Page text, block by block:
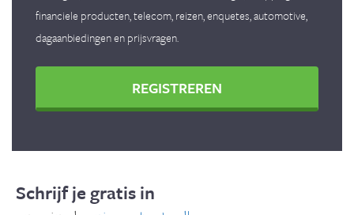
financiele producten, telecom, reizen, enquetes, automotive,
dagaanbiedingen en prijsvragen.
REGISTREREN
Schrijf je gratis in